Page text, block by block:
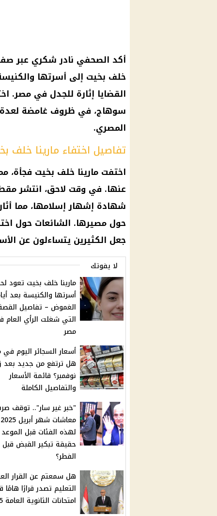
أكد الصحفي نادر شكري عبر
خلف بخيت إلى أسرتها
القضايا إثارة للجدل في مصر.
سوهاج، في ظروف غامضة لعدة
المصري.
تفاصيل اختفاء مارينا خلف
اختفت مارينا خلف بخيت فجأة،
عنها. في وقت لاحق، انتشر
شهادة إشهار إسلامها، مما
حول مصيرها. الشائعات حول
جعل الكثيرين يتساءلون عن
لا يفوتك
مارينا خلف بخيت تعود
أسرتها والكنيسة بعد
الغموض – تفاصيل
التي شغلت الرأي العام
مصر
أسعار السجائر اليوم
هل ترتفع من جديد بعد
نوفمبر؟ قائمة الأسعار
والتفاصيل الكاملة
"خبر غير سار".. توقف
معاشات شهر أبريل 2025
لهذه الفئات قبل
حقيقة تبكير القبض
الفطر؟
هل سمعتم عن القرار
التعليم تصدر قرارًا هامًا
امتحانات الثانوية العامة 2025